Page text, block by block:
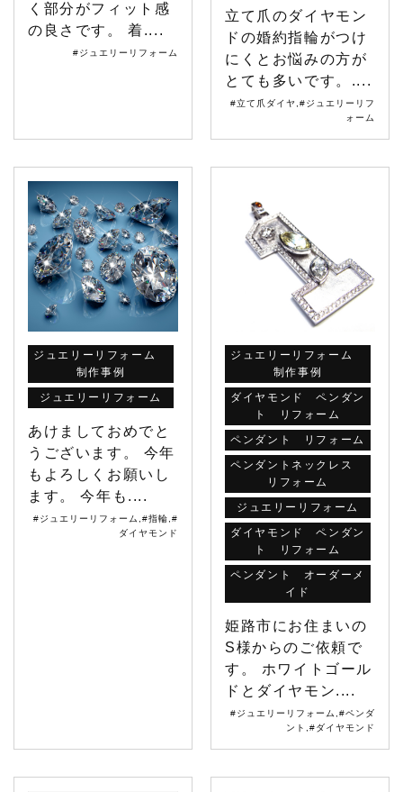
く部分がフィット感
の良さです。 着....
#ジュエリーリフォーム
立て爪のダイヤモン
ドの婚約指輪がつけ
にくとお悩みの方が
とても多いです。....
#立て爪ダイヤ #ジュエリーリフ
ォーム
ジュエリーリフォーム
制作事例
ジュエリーリフォーム
あけましておめでと
うございます。 今年
もよろしくお願いし
ます。 今年も....
#ジュエリーリフォーム #指輪 #
ダイヤモンド
ジュエリーリフォーム
制作事例
ダイヤモンド ペンダン
ト リフォーム
ペンダント リフォーム
ペンダントネックレス
リフォーム
ジュエリーリフォーム
ダイヤモンド ペンダン
ト リフォーム
ペンダント オーダーメ
イド
姫路市にお住まいの
S様からのご依頼で
す。 ホワイトゴール
ドとダイヤモン....
#ジュエリーリフォーム #ペンダ
ント
#ダイヤモンド